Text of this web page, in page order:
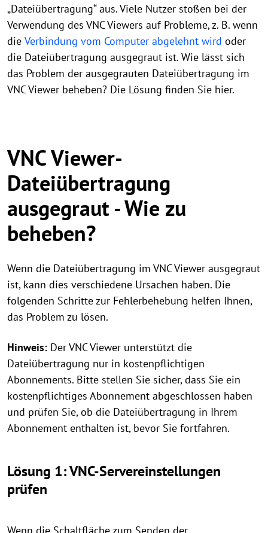
„Dateiübertragung“ aus. Viele Nutzer stoßen bei der
Verwendung des VNC Viewers auf Probleme, z. B. wenn
die Verbindung vom Computer abgelehnt wird oder
die Dateiübertragung ausgegraut ist. Wie lässt sich
das Problem der ausgegrauten Dateiübertragung im
VNC Viewer beheben? Die Lösung finden Sie hier.
VNC Viewer-
Dateiübertragung
ausgegraut - Wie zu
beheben?
Wenn die Dateiübertragung im VNC Viewer ausgegraut
ist, kann dies verschiedene Ursachen haben. Die
folgenden Schritte zur Fehlerbehebung helfen Ihnen,
das Problem zu lösen.
Hinweis: Der VNC Viewer unterstützt die
Dateiübertragung nur in kostenpflichtigen
Abonnements. Bitte stellen Sie sicher, dass Sie ein
kostenpflichtiges Abonnement abgeschlossen haben
und prüfen Sie, ob die Dateiübertragung in Ihrem
Abonnement enthalten ist, bevor Sie fortfahren.
Lösung 1: VNC-Servereinstellungen
prüfen